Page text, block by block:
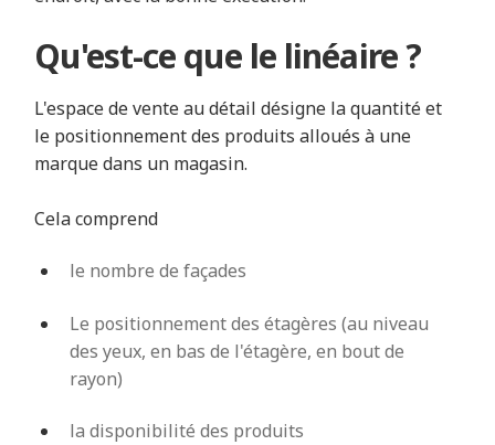
Qu'est-ce que le linéaire ?
L'espace de vente au détail désigne la quantité et
le positionnement des produits alloués à une
marque dans un magasin.
Cela comprend
le nombre de façades
Le positionnement des étagères (au niveau
des yeux, en bas de l'étagère, en bout de
rayon)
la disponibilité des produits